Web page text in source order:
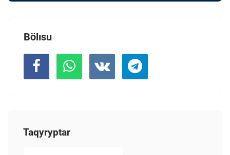
Bölısu
Taqyryptar